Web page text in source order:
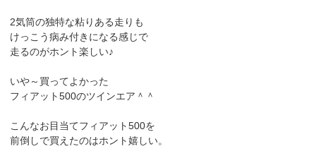
2気筒の独特な粘りある走りも
けっこう病み付きになる感じで
走るのがホント楽しい♪
いや～買ってよかった
フィアット500のツインエア＾＾
こんなお目当てフィアット500を
前倒しで買えたのはホント嬉しい。